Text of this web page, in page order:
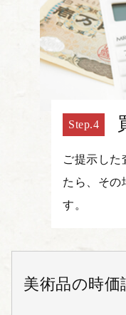
ご提示した
たら、その
す。
美術品の時